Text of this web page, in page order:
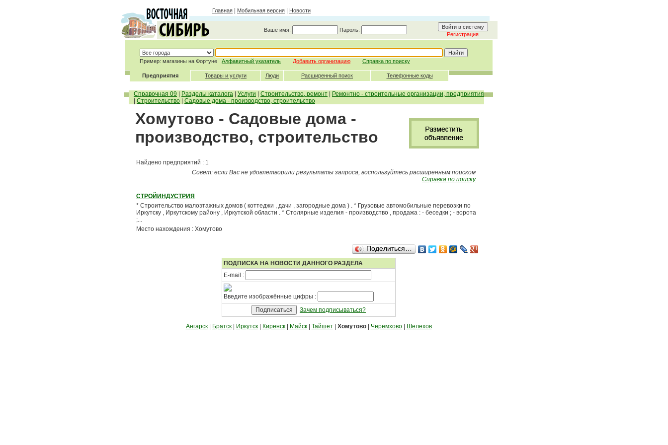
Главная Мобильная версия Новости
Ваше имя: Пароль:
Регистрация
Пример: магазины на Фортуне Алфавитный указатель Добавить организацию Справка по поиску
Предприятия Товары и услуги Люди Расширенный поиск Телефонные коды
Справочная 09 Разделы каталога Услуги Строительство, ремонт
Ремонтно - строительные организации, предприятия
Строительство Садовые дома - производство, строительство
Хомутово - Садовые дома -
производство, строительство
Найдено предприятий : 1
Совет: если Вас не удовлетворили результаты запроса, воспользуйтесь расширенным поиском
Справка по поиску
СТРОЙИНДУСТРИЯ
* Строительство малоэтажных домов ( коттеджи , дачи , загородные дома ) . * Грузовые автомобильные перевозки по
Иркутску , Иркутскому району , Иркутской области . * Столярные изделия - производство , продажа : - беседки ; - ворота
;...
Место нахождения : Хомутово
Поделиться…
ПОДПИСКА НА НОВОСТИ ДАННОГО РАЗДЕЛА
E-mail :
Введите изображённые цифры :
Зачем подписываться?
Ангарск| Братск| Иркутск| Киренск| Майск| Тайшет| Хомутово| Черемхово| Шелехов